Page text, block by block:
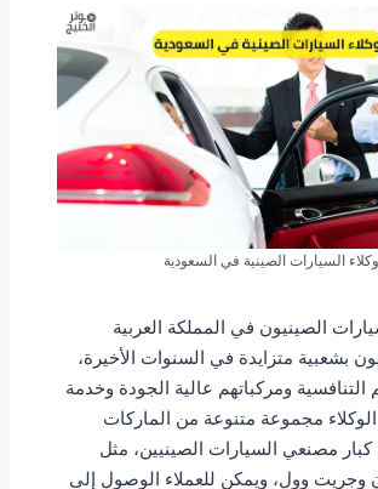
وكلاء السيارات الصينية في السعودية
الصينيون في المملكة العربية
بشعبية متزايدة في السنوات الأخيرة،
ومركباتهم عالية الجودة وخدمة
الوكلاء مجموعة متنوعة من الماركات
كبار مصنعي السيارات الصينيين، مثل
وجريت وول، ويمكن للعملاء الوصول إلى